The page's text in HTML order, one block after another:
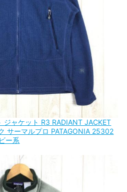
ジャケット R3 RADIANT JACKET
サーマルプロ PATAGONIA 25302
ー系